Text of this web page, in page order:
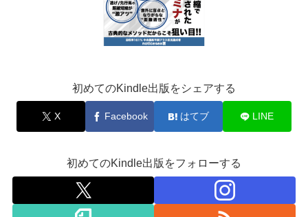
初めてのKindle出版をシェアする
X Facebook はてブ LINE
初めてのKindle出版をフォローする